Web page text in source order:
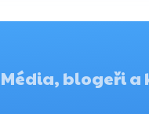
Média, blogeři a